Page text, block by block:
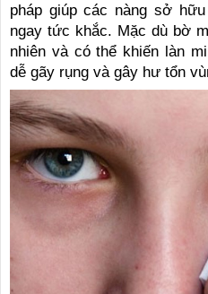
pháp giúp các nàng sở
ngay tức khắc. Mặc dù bờ
nhiên và có thể khiến làn
dễ gãy rụng và gây hư tổn